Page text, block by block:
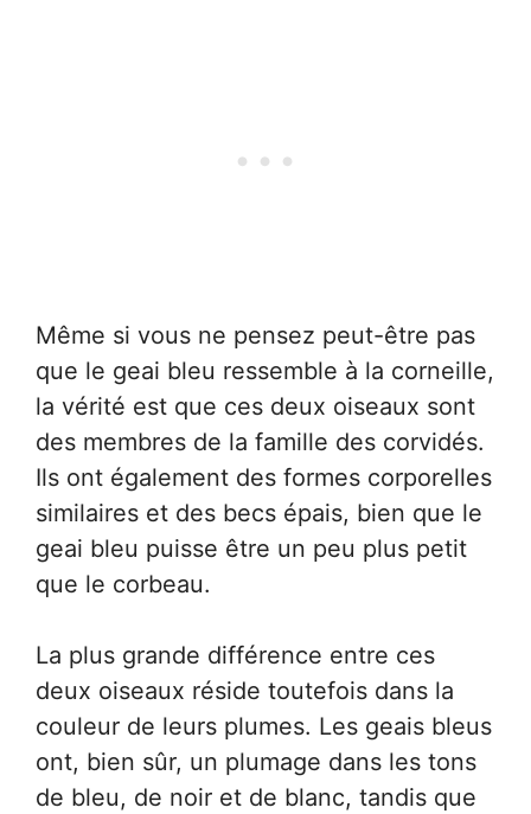
Même si vous ne pensez peut-être pas
que le geai bleu ressemble à la corneille,
la vérité est que ces deux oiseaux sont
des membres de la famille des corvidés.
Ils ont également des formes corporelles
similaires et des becs épais, bien que le
geai bleu puisse être un peu plus petit
que le corbeau.
La plus grande différence entre ces
deux oiseaux réside toutefois dans la
couleur de leurs plumes. Les geais bleus
ont, bien sûr, un plumage dans les tons
de bleu, de noir et de blanc, tandis que